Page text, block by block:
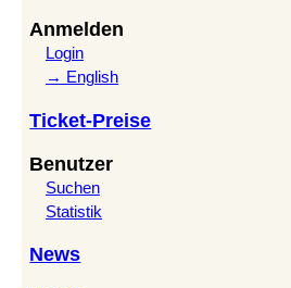
Anmelden
Login
→ English
Ticket-Preise
Benutzer
Suchen
Statistik
News